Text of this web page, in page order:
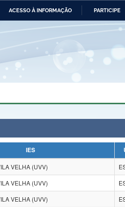
ACESSO À INFORMAÇÃO PARTICIPE
das Relações Ministério da
e dos Direitos
Central do Brasil Planalto
IES
VELHA (UVV)
VELHA (UVV)
VELHA (UVV)